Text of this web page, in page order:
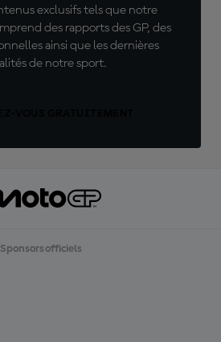
exclusifs tels que notre
des rapports des GP, des
ainsi que les dernières
de notre sport.
Sponsors officiels